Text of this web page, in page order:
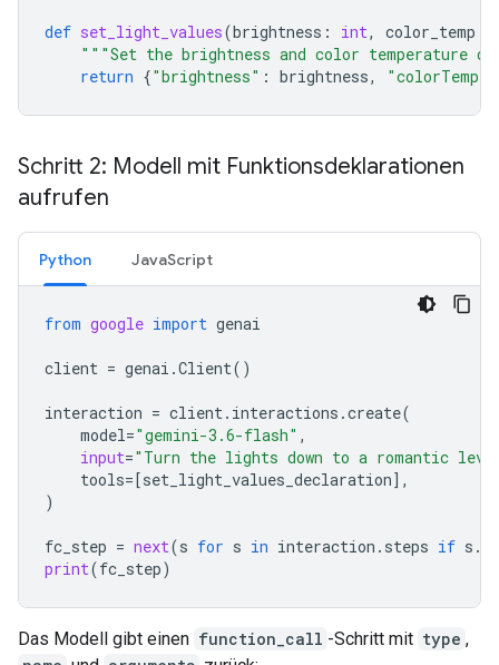
def set_light_values(brightness : int, color_temp
"""Set the brightness and color temperature
return {"brightness" : brightness,
Schritt 2: Modell mit Funktionsdeklarationen
aufrufen
Python JavaScript
from google import genai
client = genai .Client()
interaction = client. interactions .create(
model="gemini-3.6-flash" ,
input="Turn the lights down to a romantic
tools= [set_light_values_declaration],
)
fc_step = next(s for s in interaction . steps if s .
print(fc_step)
Das Modell gibt einen function_call -Schritt mit type ,